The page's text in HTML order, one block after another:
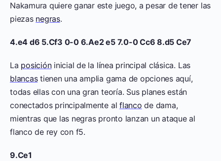
Nakamura quiere ganar este juego, a pesar de tener las
piezas negras.
4.e4 d6 5.Cf3 0-0 6.Ae2 e5 7.0-0 Cc6 8.d5 Ce7
La posicióninicial de la línea principal clásica. Las
blancastienen una amplia gama de opciones aquí,
todas ellas con una gran teoría. Sus planes están
conectados principalmente alflanco de dama,
mientras que las negras pronto lanzan un ataque al
flanco de rey con f5.
9.Ce1